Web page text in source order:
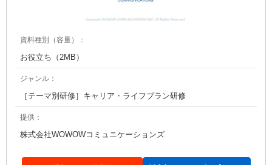
資料種別（容量）：
お役立ち（2MB）
ジャンル：
［テーマ別研修］キャリア・ライフプラン研修
提供：
株式会社WOWOWコミュニケーションズ